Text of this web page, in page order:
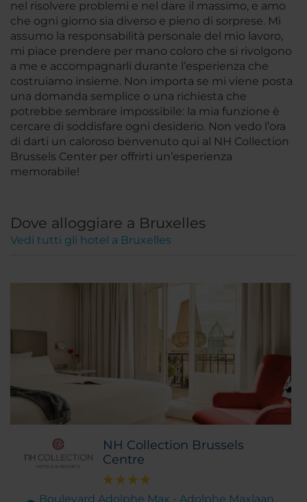
nel risolvere problemi e nel dare il massimo, e amo
che ogni giorno sia diverso e pieno di sorprese. Mi
assumo la responsabilità personale del mio lavoro,
mi piace prendere per mano coloro che si rivolgono
a me e accompagnarli durante l’esperienza che
costruiamo insieme. Non importa se mi viene posta
una domanda semplice o una richiesta che
potrebbe sembrare impossibile: la mia funzione è
cercare di soddisfare ogni desiderio. Non vedo l’ora
di darti un caloroso benvenuto qui al NH Collection
Brussels Center per offrirti un’esperienza
memorabile!
Dove alloggiare a Bruxelles
Vedi tutti gli hotel a Bruxelles
NH Collection Brussels
Centre
Boulevard Adolphe Max - Adolphe Maxlaan,